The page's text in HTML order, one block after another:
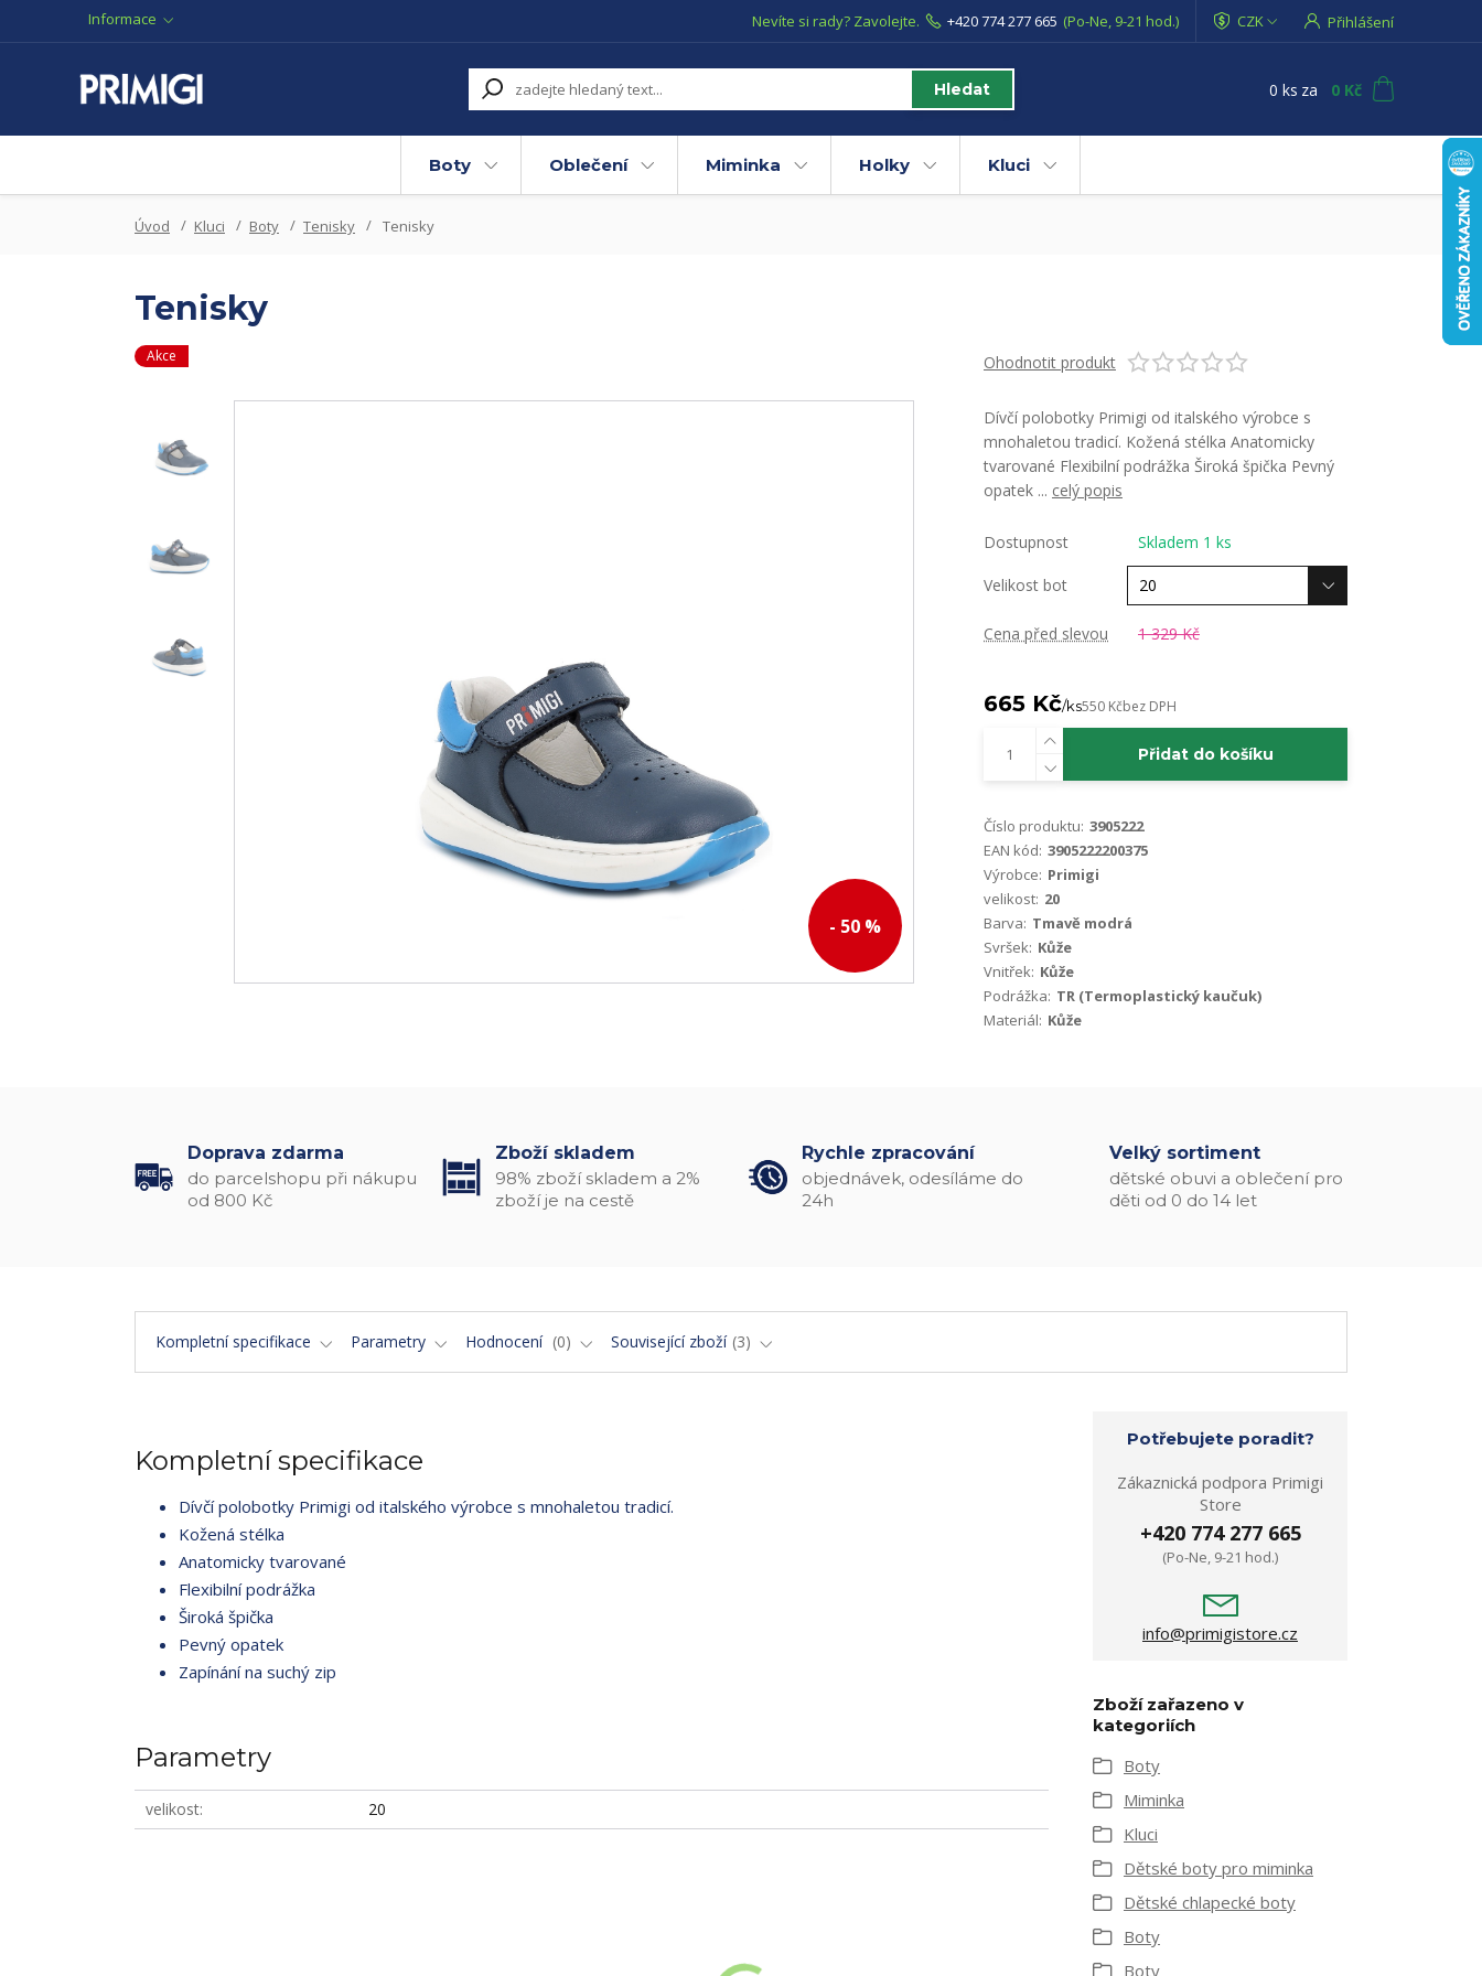
Informace CZK Přihlášení
Hledat
Nevíte si rady? Zavolejte. +420 774 277 665 (Po-Ne, 9-21 hod.)
0 ks za 0 Kč
Boty Oblečení Miminka Holky Kluci
Úvod Kluci Boty Tenisky Tenisky
Tenisky
Akce
- 50 %
Ohodnotit produkt
Dívčí polobotky Primigi od italského výrobce s
mnohaletou tradicí. Kožená stélka Anatomicky
tvarované Flexibilní podrážka Široká špička Pevný
opatek ... celý popis
Dostupnost Skladem 1 ks
Velikost bot
Cena před slevou 1 329 Kč
665 Kč/ks550 Kčbez DPH
Přidat do košíku
Číslo produktu: 3905222
EAN kód: 3905222200375
Výrobce: Primigi
velikost: 20
Barva: Tmavě modrá
Svršek: Kůže
Vnitřek: Kůže
Podrážka: TR (Termoplastický kaučuk)
Materiál: Kůže
Doprava zdarma
do parcelshopu při nákupu
od 800 Kč
Zboží skladem
98% zboží skladem a 2%
zboží je na cestě
Rychle zpracování
objednávek, odesíláme do
24h
Velký sortiment
dětské obuvi a oblečení pro
děti od 0 do 14 let
Kompletní specifikace Parametry Hodnocení 0 Související zboží 3
Kompletní specifikace
Dívčí polobotky Primigi od italského výrobce s mnohaletou tradicí.
Kožená stélka
Anatomicky tvarované
Flexibilní podrážka
Široká špička
Pevný opatek
Zapínání na suchý zip
Parametry
velikost 20
Potřebujete poradit?
Zákaznická podpora Primigi
Store
+420 774 277 665
(Po-Ne, 9-21 hod.)
info@primigistore.cz
Zboží zařazeno v
kategoriích
Boty
Miminka
Kluci
Dětské boty pro miminka
Dětské chlapecké boty
Boty
Boty